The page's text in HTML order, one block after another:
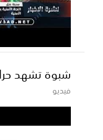
شبوة تشهد
فيديو